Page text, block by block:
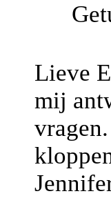
Lieve
mij